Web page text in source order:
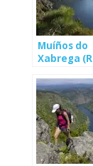
Muíños do
Xabrega